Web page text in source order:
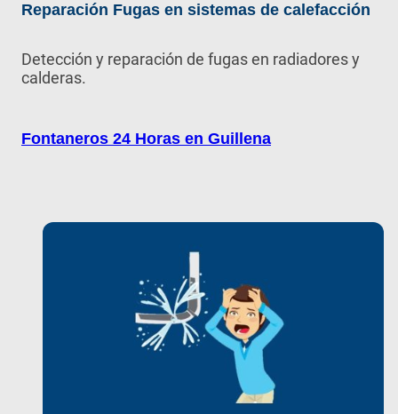
Reparación Fugas en sistemas de calefacción
Detección y reparación de fugas en radiadores y
calderas.
Fontaneros 24 Horas en Guillena